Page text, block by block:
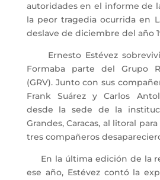
autoridades en el informe de
la peor tragedia ocurrida en
deslave de diciembre del año
Ernesto Estévez
Formaba parte del Grupo
(GRV). Junto con sus
Frank Suárez y Carlos
desde la sede de la
Grandes, Caracas, al litoral
tres compañeros
En la última edición de la
ese año, Estévez contó la